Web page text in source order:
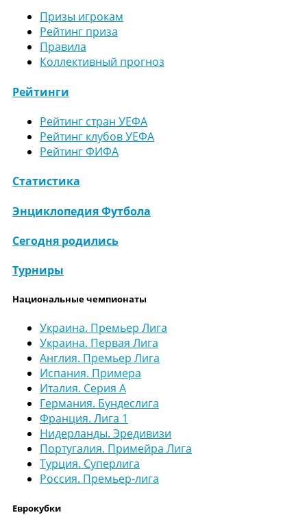
Призы игрокам
Рейтинг приза
Правила
Коллективный прогноз
Рейтинги
Рейтинг стран УЕФА
Рейтинг клубов УЕФА
Рейтинг ФИФА
Статистика
Энциклопедия Футбола
Сегодня родились
Турниры
Национальные чемпионаты
Украина. Премьер Лига
Украина. Первая Лига
Англия. Премьер Лига
Испания. Примера
Италия. Серия А
Германия. Бундеслига
Франция. Лига 1
Нидерланды. Эредивизи
Португалия. Примейра Лига
Турция. Суперлига
Россия. Премьер-лига
Еврокубки